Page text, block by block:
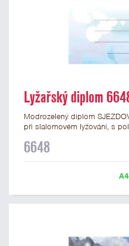
Lyžařský diplom
Modrozelený diplom
při slalomovém lyžování, s
a A5. Papírový diplom s
6648
A4